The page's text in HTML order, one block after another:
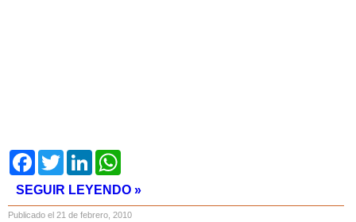
FacebookTwitter LinkedIn
SEGUIR LEYENDO »
Publicado el 21 de febrero, 2010